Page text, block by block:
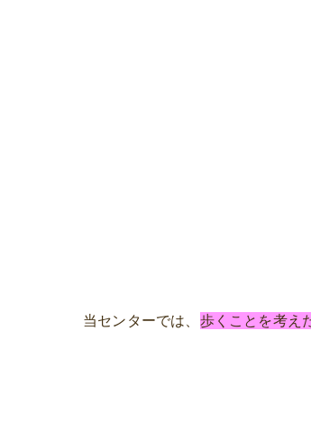
当センターでは、 歩くことを考え